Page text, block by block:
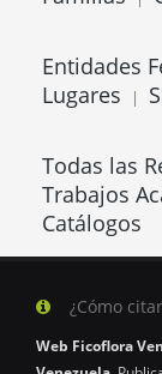
Entidades
Lugares |
Todas las
Trabajos
Catálogos
¿Cómo
Web Ficoflora